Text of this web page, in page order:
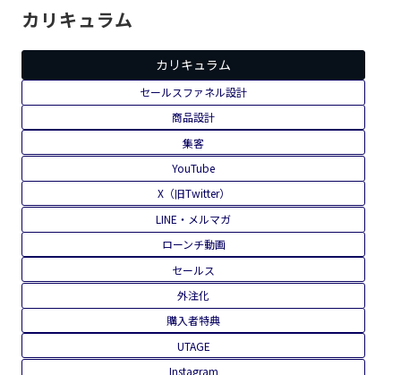
カリキュラム
サポート体制
受講生の実績
料金・コース
よくある質問
カリキュラム
カリキュラム
セールスファネル設計
商品設計
集客
YouTube